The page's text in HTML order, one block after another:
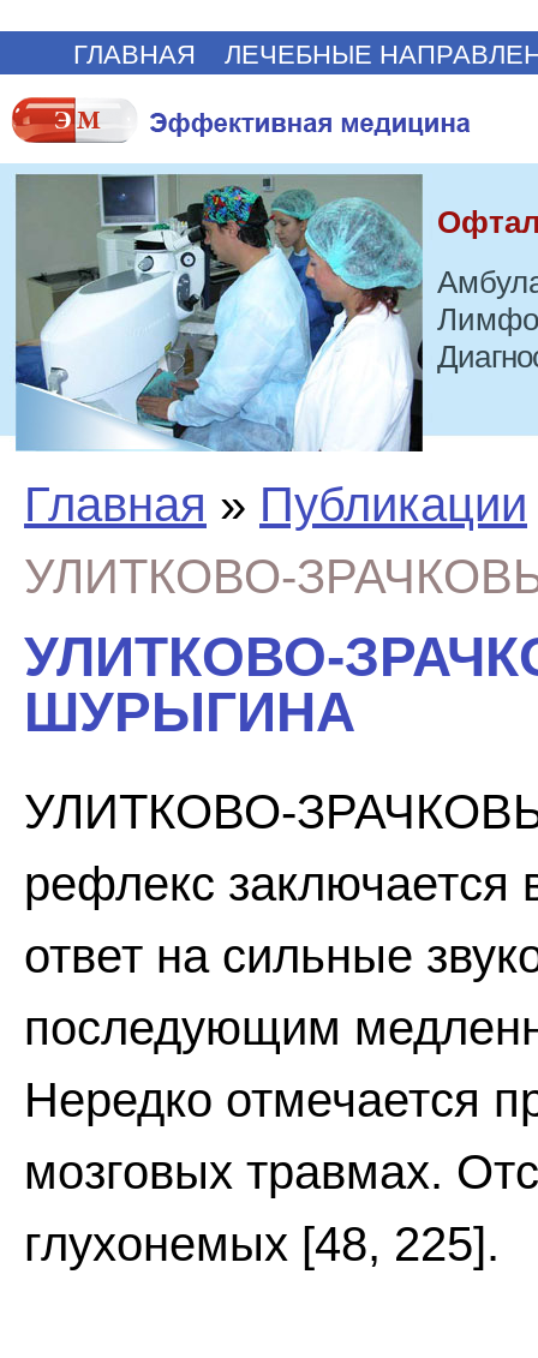
ГЛАВНАЯ ЛЕЧЕБНЫЕ
Главная » Публикации
УЛИТКОВО-
УЛИТКОВО-
ШУРЫГИНА
УЛИТКОВО-
рефлекс заключается
ответ на сильные
последующим
Нередко отмечается
мозговых травмах.
глухонемых [48, 225].